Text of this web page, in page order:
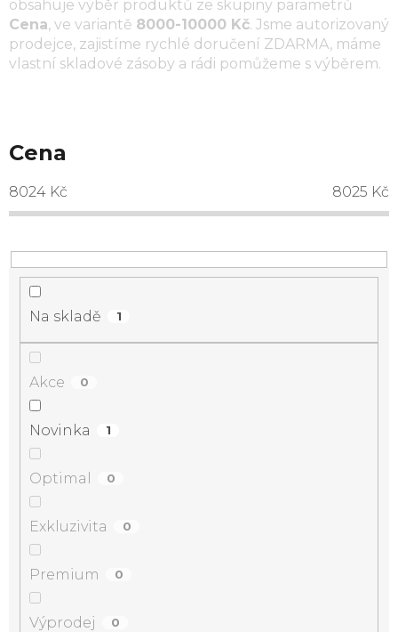
obsahuje výběr produktů ze skupiny parametrů
Cena, ve variantě 8000-10000 Kč. Jsme autorizovaný
prodejce, zajistíme rychlé doručení ZDARMA, máme
vlastní skladové zásoby a rádi pomůžeme s výběrem.
Cena
8024 Kč 8025 Kč
Na skladě 1
Akce 0
Novinka 1
Optimal 0
Exkluzivita 0
Premium 0
Výprodej 0